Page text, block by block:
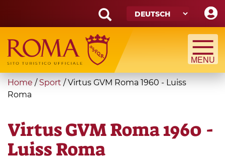
main
content
Search
form
Suche
You
are
Home / Sport /Virtus GVM Roma 1960 - Luiss
Roma
Virtus GVM Roma 1960 -
Luiss Roma